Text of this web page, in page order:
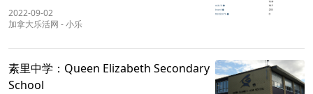
2022-09-02
加拿大乐活网 -小乐
素里中学：Queen Elizabeth Secondary
School